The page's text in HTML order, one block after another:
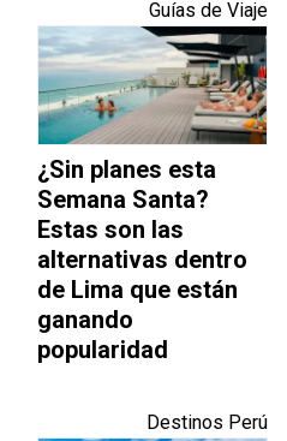
Guías de Viaje
¿Sin planes esta
Semana Santa?
Estas son las
alternativas dentro
de Lima que están
ganando
popularidad
Destinos Perú